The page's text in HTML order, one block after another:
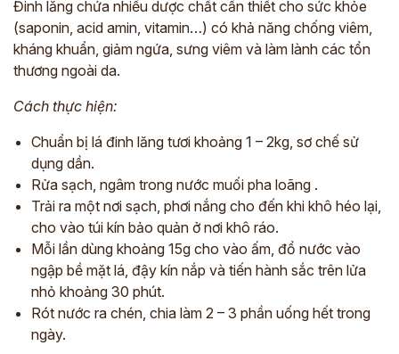
Đinh lăng chứa nhiều dược chất cần thiết cho sức khỏe
(saponin, acid amin, vitamin…) có khả năng chống viêm,
kháng khuẩn, giảm ngứa, sưng viêm và làm lành các tổn
thương ngoài da.
Cách thực hiện:
Chuẩn bị lá đinh lăng tươi khoảng 1 – 2kg, sơ chế sử
dụng dần.
Rửa sạch, ngâm trong nước muối pha loãng .
Trải ra một nơi sạch, phơi nắng cho đến khi khô héo lại,
cho vào túi kín bảo quản ở nơi khô ráo.
Mỗi lần dùng khoảng 15g cho vào ấm, đổ nước vào
ngập bề mặt lá, đậy kín nắp và tiến hành sắc trên lửa
nhỏ khoảng 30 phút.
Rót nước ra chén, chia làm 2 – 3 phần uống hết trong
ngày.